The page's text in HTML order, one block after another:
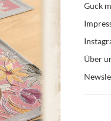
Guck
Über